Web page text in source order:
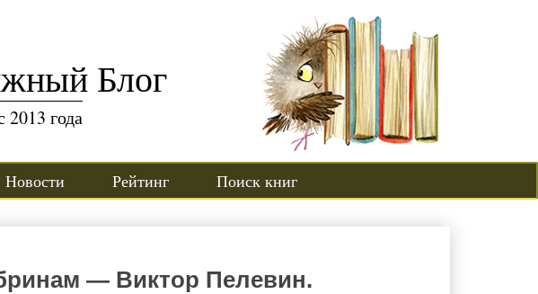
Блог
2013 года
Новости Рейтинг Поиск книг
— Виктор Пелевин.